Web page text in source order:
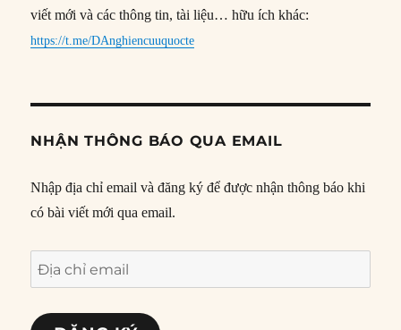
viết mới và các thông tin, tài liệu… hữu ích khác:
https://t.me/DAnghiencuuquocte
NHẬN THÔNG BÁO QUA EMAIL
Nhập địa chỉ email và đăng ký để được nhận thông báo khi
có bài viết mới qua email.
Địa
chỉ
email